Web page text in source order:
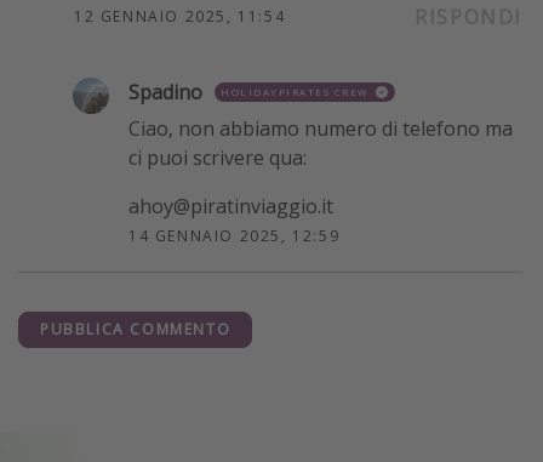
12 GENNAIO 2025, 11:54
Spadino HOLIDAYPIRATES CREW
Ciao, non abbiamo numero di telefono ma
ci puoi scrivere qua:
ahoy@piratinviaggio.it
14 GENNAIO 2025, 12:59
PUBBLICA COMMENTO